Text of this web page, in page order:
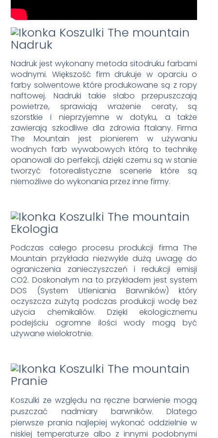
Nadruk
Nadruk jest wykonany metoda sitodruku farbami
wodnymi. Większość firm drukuje w oparciu o
farby solwentowe które produkowane są z ropy
naftowej. Nadruki takie słabo przepuszczają
powietrze, sprawiają wrażenie ceraty, są
szorstkie i nieprzyjemne w dotyku, a także
zawierają szkodliwe dla zdrowia ftalany. Firma
The Mountain jest pionierem w używaniu
wodnych farb wywabowych którą to technikę
opanowali do perfekcji, dzięki czemu są w stanie
tworzyć fotorealistyczne scenerie które są
niemożliwe do wykonania przez inne firmy.
Ekologia
Podczas całego procesu produkcji firma The
Mountain przykłada niezwykle dużą uwagę do
ograniczenia zanieczyszczeń i redukcji emisji
CO2. Doskonałym na to przykładem jest system
DOS (System Utleniania Barwników) który
oczyszcza zużytą podczas produkcji wodę bez
użycia chemikaliów. Dzięki ekologicznemu
podejściu ogromne ilości wody mogą być
używane wielokrotnie.
Pranie
Koszulki ze względu na ręczne barwienie mogą
puszczać nadmiary barwników. Dlatego
pierwsze prania najlepiej wykonać oddzielnie w
niskiej temperaturze albo z innymi podobnymi